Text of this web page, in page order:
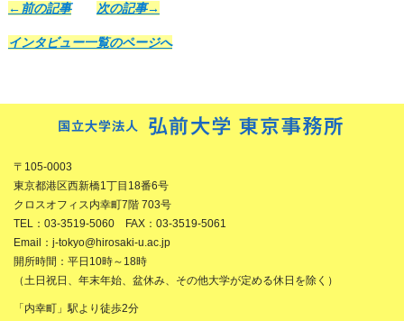
←前の記事 次の記事→
インタビュー一覧のページへ
〒105-0003
東京都港区西新橋1丁目18番6号
クロスオフィス内幸町7階 703号
TEL：03-3519-5060 FAX：03-3519-5061
Email：j-tokyo@hirosaki-u.ac.jp
開所時間：平日10時～18時
（土日祝日、年末年始、盆休み、その他大学が定める休日を除く）
「内幸町」駅より徒歩2分